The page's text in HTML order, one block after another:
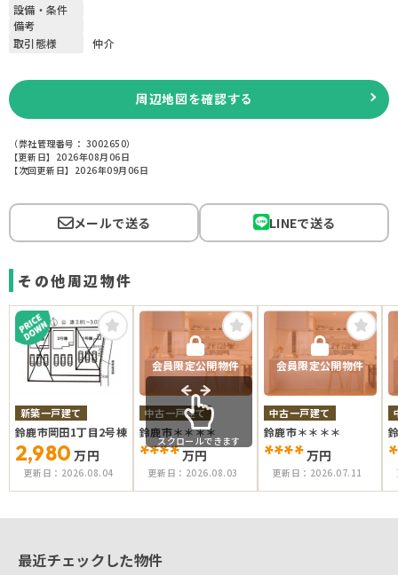
設備・条件
備考
取引態様
仲介
周辺地図を確認する
（弊社管理番号： 3002650）
【更新日】2026年08月06日
【次回更新日】2026年09月06日
メールで送る LINEで送る
その他周辺物件
新築一戸建て
鈴鹿市岡田1丁目2号棟
2,980 万円
更新日： 2026.08.04
会員限定公開物件
中古一戸建て
鈴鹿市＊＊＊＊
****万円
更新日： 2026.08.03
会員限定公開物件
中古一戸建て
鈴鹿市＊＊＊＊
****万円
更新日： 2026.07.11
スクロールできます
最近チェックした物件